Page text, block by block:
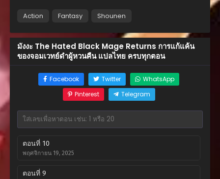
Action Fantasy Shounen
มังงะ The Hated Black Mage Returns การแก้แค้น
ของจอมเวทย์ดำผู้หวนคืน แปลไทย ครบทุกตอน
Facebook Twitter
WhatsApp
Pinterest
Telegram
ตอนที่ 10
พฤศจิกายน 19, 2025
ตอนที่ 9